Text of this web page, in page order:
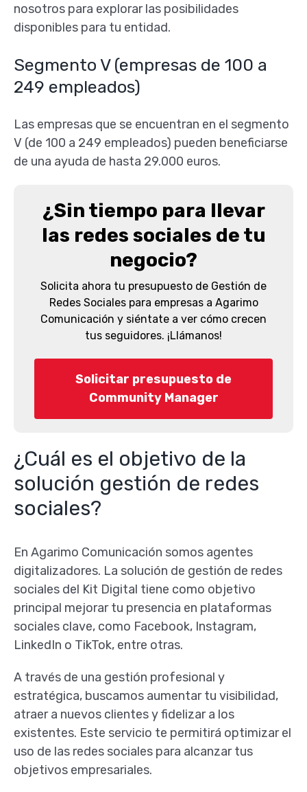
nosotros para explorar las posibilidades
disponibles para tu entidad.
Segmento V (empresas de 100 a
249 empleados)
Las empresas que se encuentran en el segmento
V (de 100 a 249 empleados) pueden beneficiarse
de una ayuda de hasta 29.000 euros.
¿Sin tiempo para llevar
las redes sociales de tu
negocio?
Solicita ahora tu presupuesto de Gestión de
Redes Sociales para empresas a Agarimo
Comunicación y siéntate a ver cómo crecen
tus seguidores. ¡Llámanos!
Solicitar presupuesto de
Community Manager
¿Cuál es el objetivo de la
solución gestión de redes
sociales?
En Agarimo Comunicación somos agentes
digitalizadores. La solución de gestión de redes
sociales del Kit Digital tiene como objetivo
principal mejorar tu presencia en plataformas
sociales clave, como Facebook, Instagram,
LinkedIn o TikTok, entre otras.
A través de una gestión profesional y
estratégica, buscamos aumentar tu visibilidad,
atraer a nuevos clientes y fidelizar a los
existentes. Este servicio te permitirá optimizar el
uso de las redes sociales para alcanzar tus
objetivos empresariales.